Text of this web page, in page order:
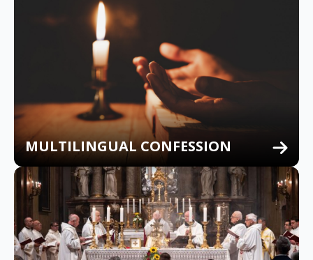
MULTILINGUAL CONFESSION